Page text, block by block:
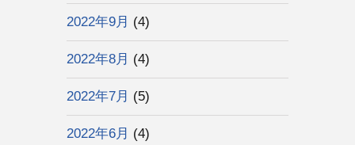
2022年9月 (4)
2022年8月 (4)
2022年7月 (5)
2022年6月 (4)